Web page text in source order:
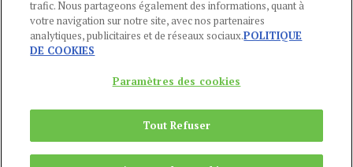
MENTIONS LÉGALES -AIDE
CONTACT
Du Lundi au Vendredi, 9h-13h et 14h-17h
Copyright © 2024Publications Agora
trafic. Nous partageons également des informations, quant à
votre navigation sur notre site, avec nos partenaires
analytiques, publicitaires et de réseaux sociaux.POLITIQUE
DE COOKIES
Paramètres des cookies
Tout Refuser